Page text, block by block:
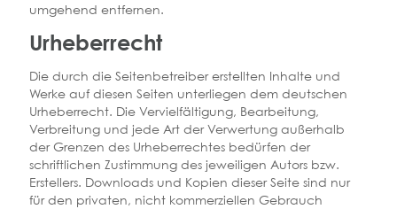
umgehend entfernen.
Urheberrecht
Die durch die Seitenbetreiber erstellten Inhalte und
Werke auf diesen Seiten unterliegen dem deutschen
Urheberrecht. Die Vervielfältigung, Bearbeitung,
Verbreitung und jede Art der Verwertung außerhalb
der Grenzen des Urheberrechtes bedürfen der
schriftlichen Zustimmung des jeweiligen Autors bzw.
Erstellers. Downloads und Kopien dieser Seite sind nur
für den privaten, nicht kommerziellen Gebrauch